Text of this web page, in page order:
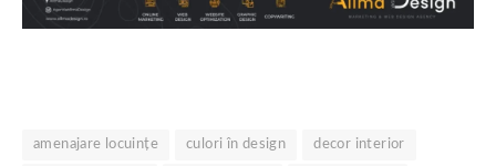
amenajare locuințe culori în design decor interior